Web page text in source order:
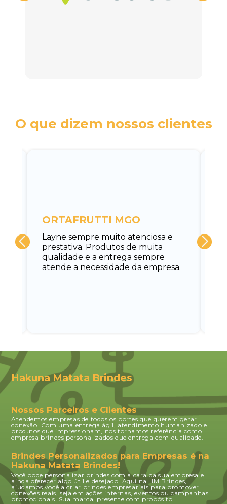
O que dizem nossos clientes
Layne sempre muito atenciosa e
prestativa. Produtos de muita
qualidade e a entrega sempre
atende a necessidade da empresa.
ORTAFRUTTI MGO
Hakuna Matata Brindes
Nossos Parceiros e Clientes
Atendemos empresas de todos os portes que querem gerar
conexão. Com uma entrega ágil, atendimento humanizado e
produtos que impressionam, nos tornamos referência como
empresa brindes personalizados que entrega com qualidade.
Brindes Personalizados para Empresas é na
Hakuna Matata Brindes!
Você pode personalizar brindes com a cara da sua empresa e
ainda oferecer algo útil e desejado. Aqui na HM Brindes,
ajudamos você a criar brindes empresariais para promover
conexões reais, seja em ações internas, eventos ou campanhas
promocionais. Sua marca, presente com propósito.